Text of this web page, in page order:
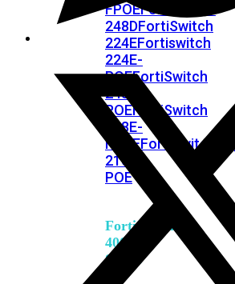
FPOEFortiSwitch
248DFortiSwitch
224EFortiswitch
224E-
POEFortiSwitch
248E-
POEFortiSwitch
248E-
FPOE
216F-
POE
FortiSwitch
400
Series